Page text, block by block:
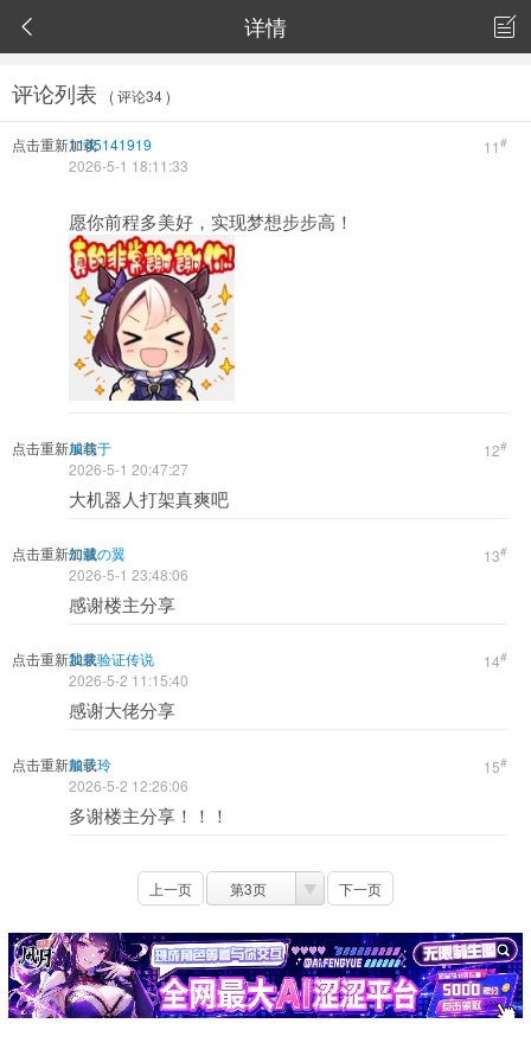
 详情 
评论列表 ( 评论34 )
点击重新加载 11 #
1145141919
2026-5-1 18:11:33
愿你前程多美好，实现梦想步步高！
点击重新加载 12#
咸与于
2026-5-1 20:47:27
大机器人打架真爽吧
点击重新加载 13#
幻滅の翼
2026-5-1 23:48:06
感谢楼主分享
点击重新加载 14#
我来验证传说
2026-5-2 11:15:40
感谢大佬分享
点击重新加载 15#
戴子玲
2026-5-2 12:26:06
多谢楼主分享！！！
上一页 第3页 下一页